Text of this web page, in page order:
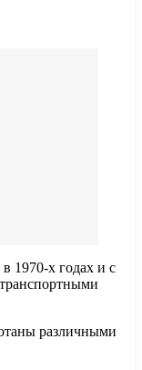
1970-х годах и с
различными